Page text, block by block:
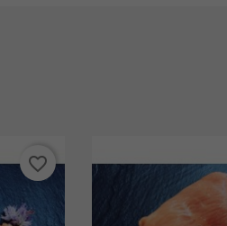
favorite_border